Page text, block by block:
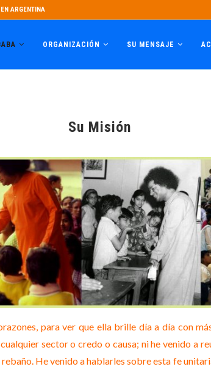
ARGENTINA
ORGANIZACIÓN SU MENSAJE
Su Misión
para ver que ella brille día a día con
sector o credo o causa; ni he venido a
He venido a hablarles sobre esta fe